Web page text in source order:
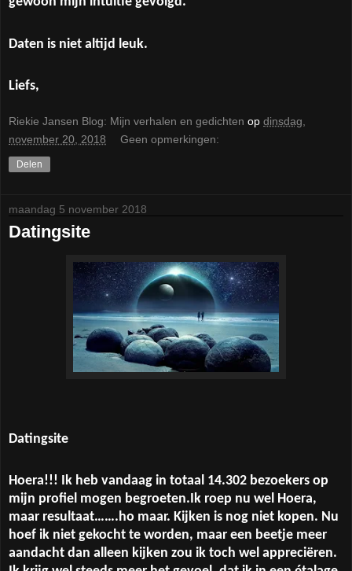
Daten is niet altijd leuk.
Liefs,
Riekie Jansen Blog: Mijn verhalen en gedichten op dinsdag,
november 20, 2018
Geen opmerkingen:
Delen
maandag 5 november 2018
Datingsite
Datingsite
Hoera!!! Ik heb vandaag in totaal 14.302 bezoekers op
mijn profiel mogen begroeten.Ik roep nu wel Hoera,
maar resultaat…….ho maar. Kijken is nog niet kopen. Nu
hoef ik niet gekocht te worden, maar een beetje meer
aandacht dan alleen kijken zou ik toch wel appreciëren.